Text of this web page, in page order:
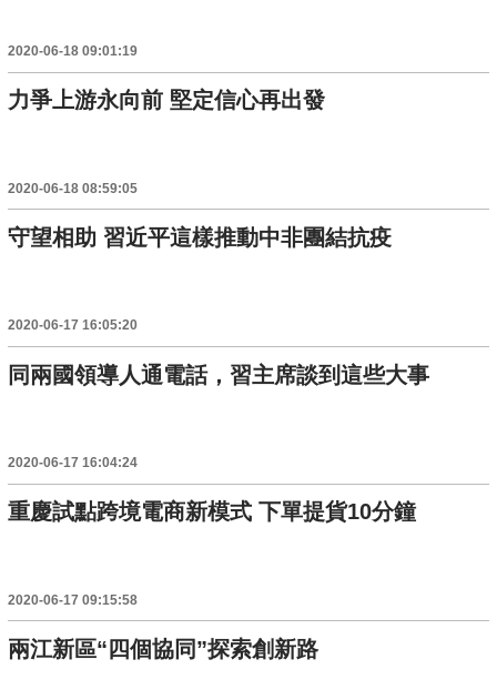
2020-06-18 09:01:19
力爭上游永向前 堅定信心再出發
2020-06-18 08:59:05
守望相助 習近平這樣推動中非團結抗疫
2020-06-17 16:05:20
同兩國領導人通電話，習主席談到這些大事
2020-06-17 16:04:24
重慶試點跨境電商新模式 下單提貨10分鐘
2020-06-17 09:15:58
兩江新區“四個協同”探索創新路